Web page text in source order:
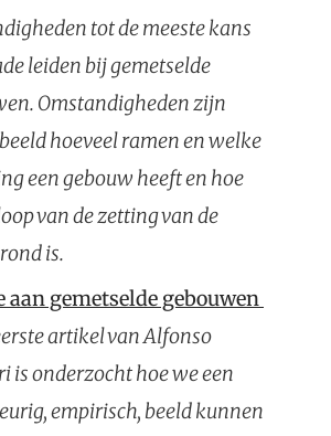
tot de meeste kans
leiden bij gemetselde
Omstandigheden zijn
hoeveel ramen en welke
een gebouw heeft en hoe
van de zetting van de
is.
aan gemetselde gebouwen
artikel van Alfonso
is onderzocht hoe we een
empirisch, beeld kunnen